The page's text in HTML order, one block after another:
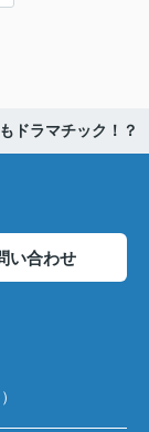
ドラマチック！？
い合わせ